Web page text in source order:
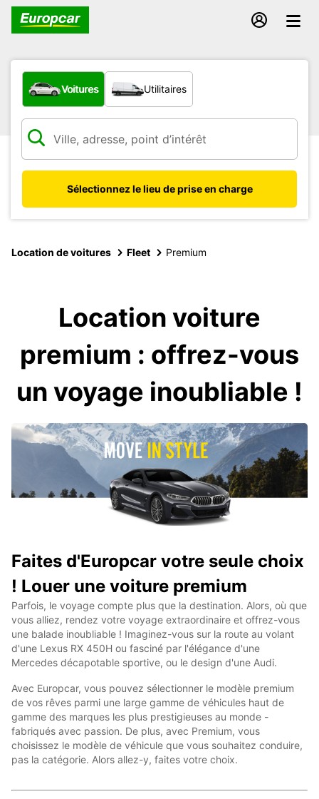
Quel type de véhicule ?
Voitures Utilitaires
Sélectionnez le lieu de prise en charge
Location de voitures Fleet Premium
Location voiture
premium : offrez-vous
un voyage inoubliable !
Faites d'Europcar votre seule choix
! Louer une voiture premium
Parfois, le voyage compte plus que la destination. Alors, où que
vous alliez, rendez votre voyage extraordinaire et offrez-vous
une balade inoubliable ! Imaginez-vous sur la route au volant
d'une Lexus RX 450H ou fasciné par l'élégance d'une
Mercedes décapotable sportive, ou le design d'une Audi.
Avec Europcar, vous pouvez sélectionner le modèle premium
de vos rêves parmi une large gamme de véhicules haut de
gamme des marques les plus prestigieuses au monde -
fabriqués avec passion. De plus, avec Premium, vous
choisissez le modèle de véhicule que vous souhaitez conduire,
pas la catégorie. Alors allez-y, faites votre choix.